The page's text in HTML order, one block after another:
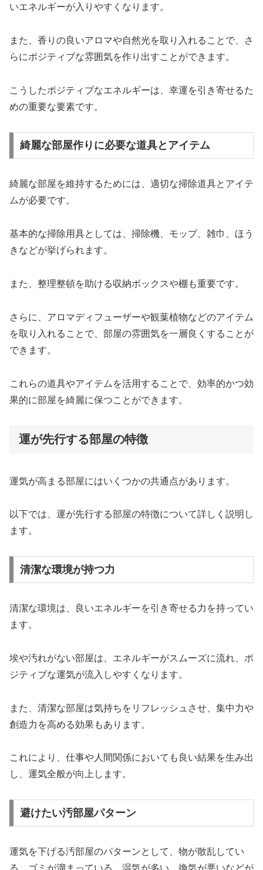
いエネルギーが入りやすくなります。
また、香りの良いアロマや自然光を取り入れることで、さ
らにポジティブな雰囲気を作り出すことができます。
こうしたポジティブなエネルギーは、幸運を引き寄せるた
めの重要な要素です。
綺麗な部屋作りに必要な道具とアイテム
綺麗な部屋を維持するためには、適切な掃除道具とアイテ
ムが必要です。
基本的な掃除用具としては、掃除機、モップ、雑巾、ほう
きなどが挙げられます。
また、整理整頓を助ける収納ボックスや棚も重要です。
さらに、アロマディフューザーや観葉植物などのアイテム
を取り入れることで、部屋の雰囲気を一層良くすることが
できます。
これらの道具やアイテムを活用することで、効率的かつ効
果的に部屋を綺麗に保つことができます。
運が先行する部屋の特徴
運気が高まる部屋にはいくつかの共通点があります。
以下では、運が先行する部屋の特徴について詳しく説明し
ます。
清潔な環境が持つ力
清潔な環境は、良いエネルギーを引き寄せる力を持ってい
ます。
埃や汚れがない部屋は、エネルギーがスムーズに流れ、ポ
ジティブな運気が流入しやすくなります。
また、清潔な部屋は気持ちをリフレッシュさせ、集中力や
創造力を高める効果もあります。
これにより、仕事や人間関係においても良い結果を生み出
し、運気全般が向上します。
避けたい汚部屋パターン
運気を下げる汚部屋のパターンとして、物が散乱してい
る、ゴミが溜まっている、湿気が多い、換気が悪いなどが